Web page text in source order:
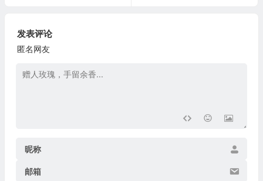
发表评论
匿名网友
昵称
邮箱